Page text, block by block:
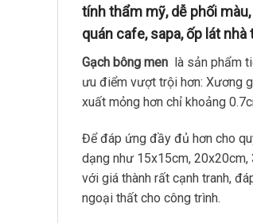
tính thẩm mỹ, dễ phối
quán cafe, sapa, ốp lát
Gạch bông men
là sản phẩm
ưu điểm vượt trội hơn: Xương
xuất mỏng hơn chỉ khoảng
Để đáp ứng đầy đủ hơn cho
dạng như 15x15cm,
với giá thành rất cạnh tranh,
ngoại thất cho công trình.